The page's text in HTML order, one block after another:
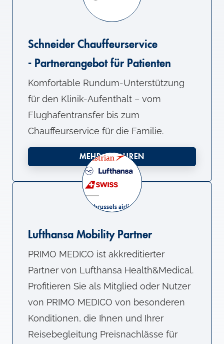
Schneider Chauffeurservice
- Partnerangebot für Patienten
Komfortable Rundum-Unterstützung
für den Klinik-Aufenthalt – vom
Flughafentransfer bis zum
Chauffeurservice für die Familie.
MEHR ERFAHREN
Lufthansa Mobility Partner
PRIMO MEDICO ist akkreditierter
Partner von Lufthansa Health&Medical.
Profitieren Sie als Mitglied oder Nutzer
von PRIMO MEDICO von besonderen
Konditionen, die Ihnen und Ihrer
Reisebegleitung Preisnachlässe für